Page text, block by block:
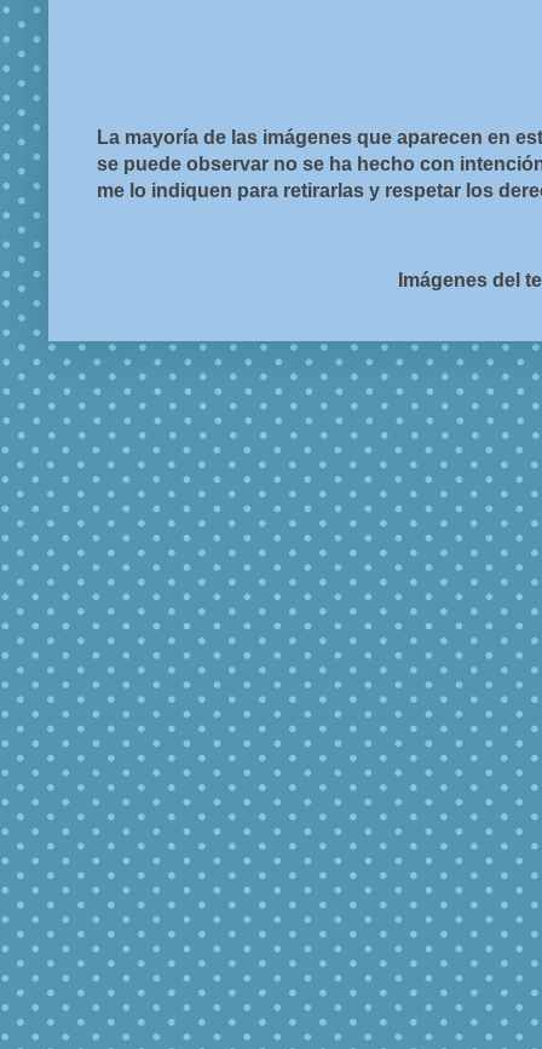
La mayoría de las imágenes que aparecen en
se puede observar no se ha hecho con
me lo indiquen para retirarlas y respetar los
Imágenes del